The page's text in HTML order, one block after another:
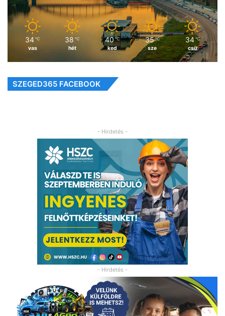
34 ℃
vas
38 ℃
hét
40 ℃
ked
35 ℃
sze
34 ℃
csü
SZEGED365 FACEBOOK
- Hirdetés -
- Hirdetés -